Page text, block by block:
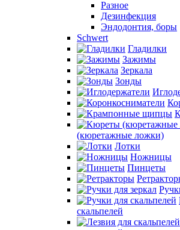
Разное
Дезинфекция
Эндодонтия, боры
Schwert
Гладилки
Зажимы
Зеркала
Зонды
(кюретажные ложки)
Лотки
Ножницы
Пинцеты
скальпелей